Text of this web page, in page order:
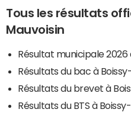
Tous les résultats
Mauvoisin
Résultat municipale 2026
Résultats du bac à
Résultats du brevet à
Résultats du BTS à